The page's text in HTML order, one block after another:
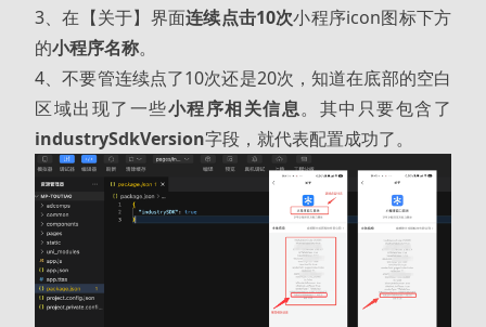
3、在【关于】界面连续点击10次小程序icon图标下方
的小程序名称。
4、不要管连续点了10次还是20次，知道在底部的空白
区域出现了一些小程序相关信息。其中只要包含了
industrySdkVersion字段，就代表配置成功了。